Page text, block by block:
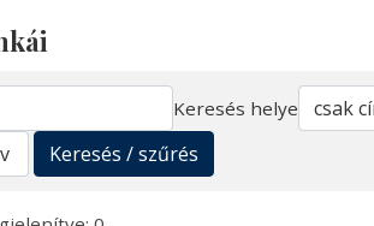
Keresés helye
Keresés / szűrés